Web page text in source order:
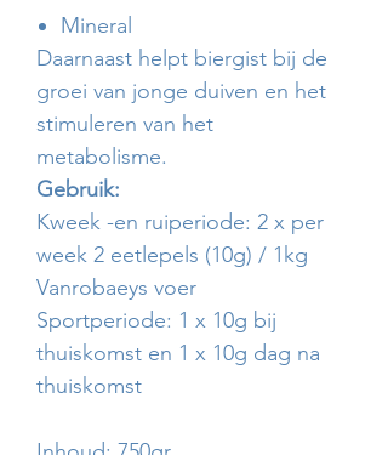
Mineral
Daarnaast helpt biergist bij de
groei van jonge duiven en het
stimuleren van het
metabolisme.
Gebruik:
Kweek -en ruiperiode: 2 x per
week 2 eetlepels (10g) / 1kg
Vanrobaeys voer
Sportperiode: 1 x 10g bij
thuiskomst en 1 x 10g dag na
thuiskomst